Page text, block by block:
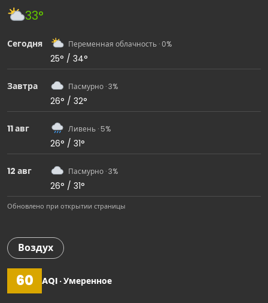
33°
Сегодня Переменная облачность · 0%
25° / 34°
Завтра Пасмурно · 3%
26° / 32°
11 авг Ливень · 5%
26° / 31°
12 авг Пасмурно · 3%
26° / 31°
Обновлено при открытии страницы
Воздух
60 AQI · Умеренное